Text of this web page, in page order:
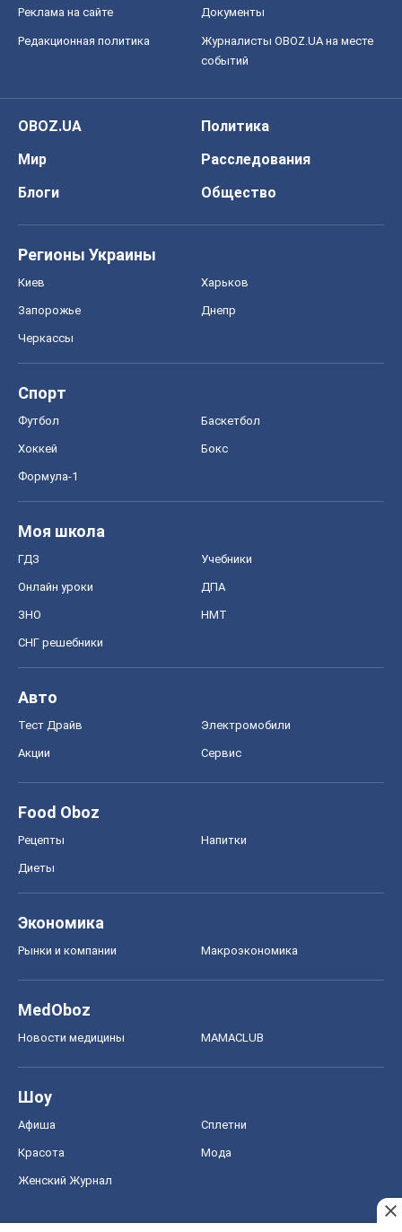
Реклама на сайте Документы
Редакционная политика
Журналисты OBOZ.UA на месте
событий
OBOZ.UA
Политика
Мир
Расследования
Блоги
Общество
Регионы Украины
Киев Харьков
Запорожье Днепр
Черкассы
Спорт
Футбол Баскетбол
Хоккей Бокс
Формула-1
Моя школа
ГДЗ Учебники
Онлайн уроки ДПА
ЗНО НМТ
СНГ решебники
Авто
Тест Драйв Электромобили
Акции Сервис
Food Oboz
Рецепты Напитки
Диеты
Экономика
Рынки и компании Mакроэкономика
MedOboz
Новости медицины MAMACLUB
Шоу
Афиша Сплетни
Красота Мода
Женский Журнал